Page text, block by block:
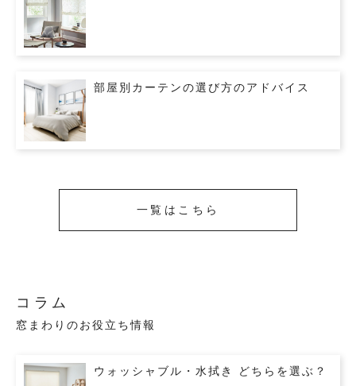
部屋別カーテンの選び方のアドバイス
一覧はこちら
コラム
窓まわりのお役立ち情報
ウォッシャブル・水拭き どちらを選ぶ？